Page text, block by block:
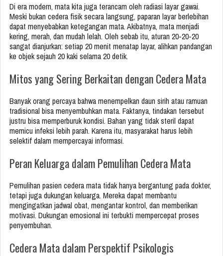
Di era modern, mata kita juga terancam oleh radiasi layar gawai.
Meski bukan cedera fisik secara langsung, paparan layar berlebihan
dapat menyebabkan ketegangan mata. Akibatnya, mata menjadi
kering, merah, dan mudah lelah. Oleh sebab itu, aturan 20-20-20
sangat dianjurkan: setiap 20 menit menatap layar, alihkan pandangan
ke objek sejauh 20 kaki selama 20 detik.
Mitos yang Sering Berkaitan dengan Cedera Mata
Banyak orang percaya bahwa menempelkan daun sirih atau ramuan
tradisional bisa menyembuhkan mata. Faktanya, tindakan tersebut
justru bisa memperburuk kondisi. Bahan yang tidak steril dapat
memicu infeksi lebih parah. Karena itu, masyarakat harus lebih
selektif dalam mempercayai informasi.
Peran Keluarga dalam Pemulihan Cedera Mata
Pemulihan pasien cedera mata tidak hanya bergantung pada dokter,
tetapi juga dukungan keluarga. Mereka dapat membantu
mengingatkan jadwal obat, mengantar kontrol, dan memberikan
motivasi. Dukungan emosional ini terbukti mempercepat proses
penyembuhan.
Cedera Mata dalam Perspektif Psikologis